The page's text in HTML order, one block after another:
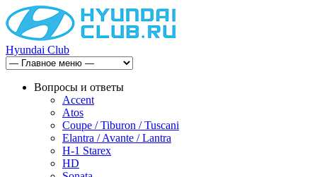
Hyundai Club
Вопросы и ответы
Accent
Atos
Coupe / Tiburon / Tuscani
Elantra / Avante / Lantra
H-1 Starex
HD